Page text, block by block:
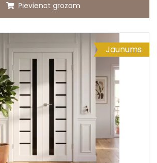
Pievienot grozam
Jaunums